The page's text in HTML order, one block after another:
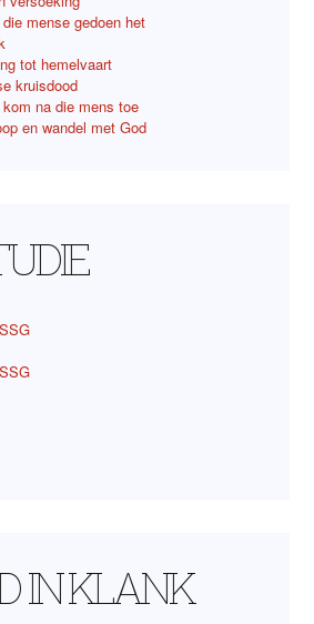
mense gedoen het
tot hemelvaart
kruisdood
na die mens toe
en wandel met God
IN KLANK